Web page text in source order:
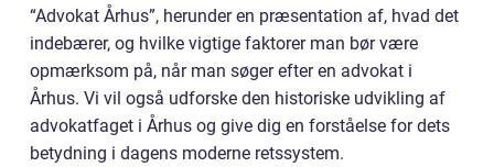
“Advokat Århus”, herunder en præsentation af, hvad det
indebærer, og hvilke vigtige faktorer man bør være
opmærksom på, når man søger efter en advokat i
Århus. Vi vil også udforske den historiske udvikling af
advokatfaget i Århus og give dig en forståelse for dets
betydning i dagens moderne retssystem.